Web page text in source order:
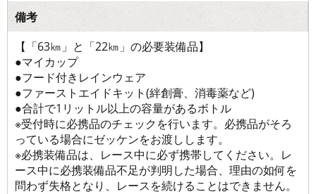
備考
【「63㎞」と「22㎞」の必要装備品】
●マイカップ
●フード付きレインウェア
●ファーストエイドキット(絆創膏、消毒薬など)
●合計で1リットル以上の容量があるボトル
※受付時に必携品のチェックを行います。必携品がそろ
っている場合にゼッケンをお渡しします。
※必携装備品は、レース中に必ず携帯してください。レ
ース中に必携装備品不足が判明した場合、理由の如何を
問わず失格となり、レースを続けることはできません。